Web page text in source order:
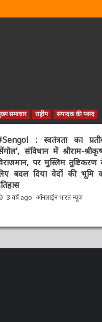
समाचार राष्ट्रीय संपादक की पसंद
: स्वतंत्रता का प्रतीक
संविधान में श्रीराम-श्रीकृष्ण
पर मुस्लिम तुष्टिकरण के
बदल दिया वेदों की भूमि का
3 वर्ष ago ऑनलाईन भारत न्यूज़